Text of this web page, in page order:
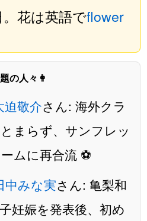
花は英語でflower
の人々👩
迫敬介さん: 海外クラ
まらず、サンフレッ
ムに再合流 ⚽️
中みな実さん: 亀梨和
妊娠を発表後、初め